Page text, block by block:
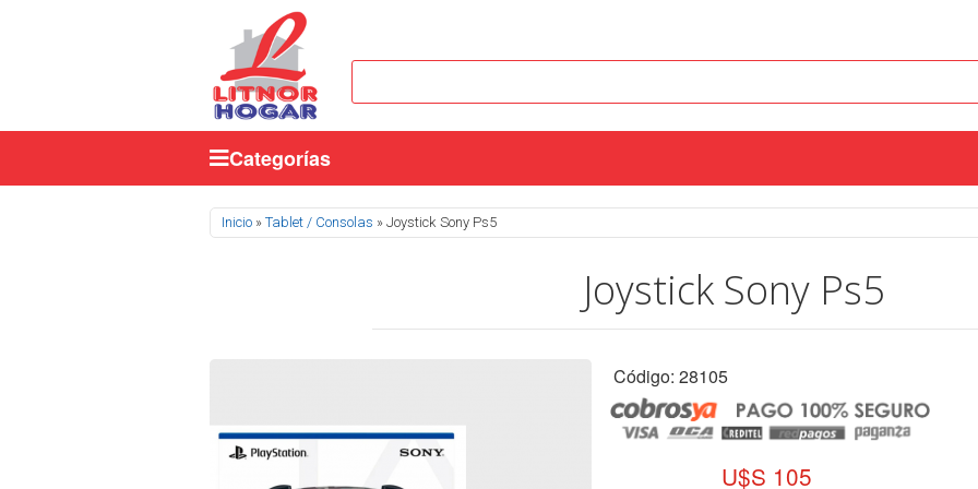
Categorías
Se encuentra usted aquí
Inicio » Tablet / Consolas » Joystick Sony Ps5
Joystick Sony Ps5
Código: 28105
U$S 105